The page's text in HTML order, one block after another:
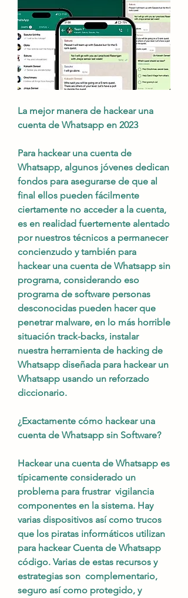
La mejor manera de hackear una
cuenta de Whatsapp en 2023
Para hackear una cuenta de
Whatsapp, algunos jóvenes dedican
fondos para asegurarse de que al
final ellos pueden fácilmente
ciertamente no acceder a la cuenta,
es en realidad fuertemente alentado
por nuestros técnicos a permanecer
concienzudo y también para
hackear una cuenta de Whatsapp sin
programa, considerando eso
programa de software personas
desconocidas pueden hacer que
penetrar malware, en lo más horrible
situación track-backs, instalar
nuestra herramienta de hacking de
Whatsapp diseñada para hackear un
Whatsapp usando un reforzado
diccionario.
¿Exactamente cómo hackear una
cuenta de Whatsapp sin Software?
Hackear una cuenta de Whatsapp es
típicamente considerado un
problema para frustrar  vigilancia
componentes en la sistema. Hay
varias dispositivos así como trucos
que los piratas informáticos utilizan
para hackear Cuenta de Whatsapp
código. Varias de estas recursos y
estrategias son  complementario,
seguro así como protegido, y